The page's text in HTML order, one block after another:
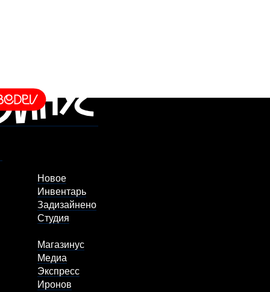
Новое
Инвентарь
Задизайнено
Студия
Магазинус
Медиа
Экспресс
Иронов